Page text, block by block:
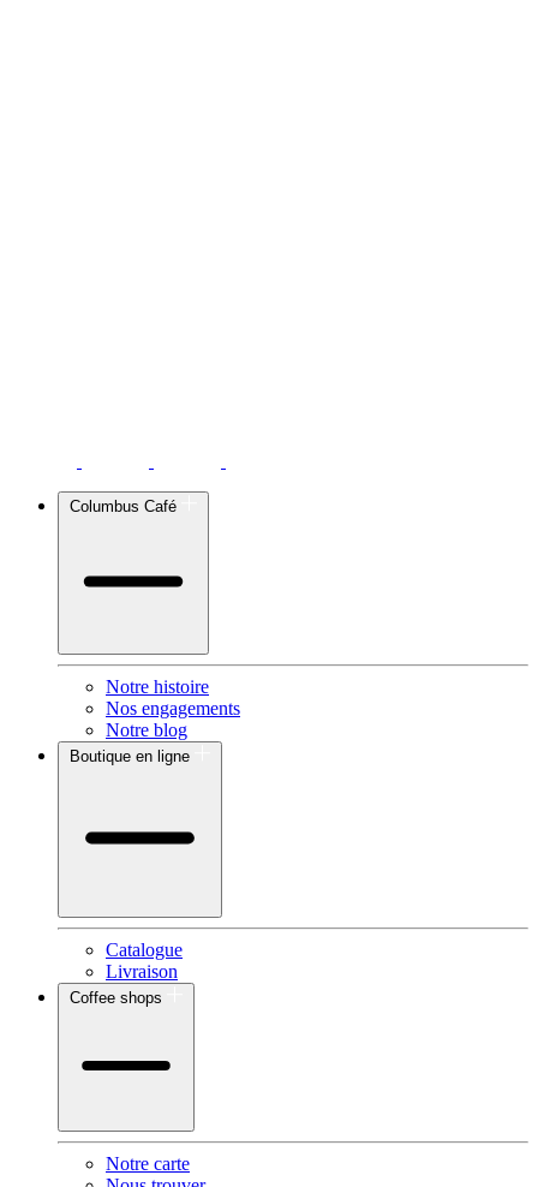
Columbus Café
Notre histoire
Nos engagements
Notre blog
Boutique en ligne
Catalogue
Livraison
Coffee shops
Notre carte